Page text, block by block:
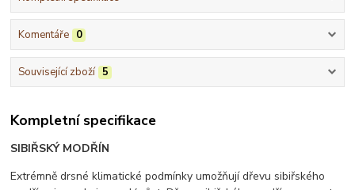
Komentáře 0
Související zboží 5
Kompletní specifikace
SIBIŘSKÝ MODŘÍN
Extrémně drsné klimatické podmínky umožňují dřevu sibiřského